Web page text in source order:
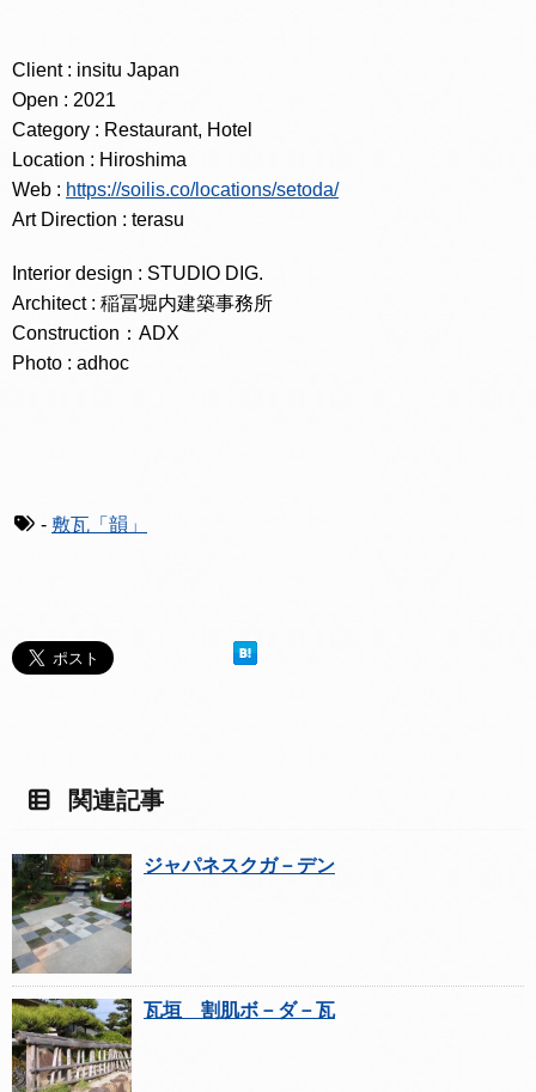
Client : insitu Japan
Open : 2021
Category : Restaurant, Hotel
Location : Hiroshima
Web : https://soilis.co/locations/setoda/
Art Direction : terasu
Interior design : STUDIO DIG.
Architect : 稲冨堀内建築事務所
Construction：ADX
Photo : adhoc
- 敷瓦「韻」
関連記事
ジャパネスクガ－デン
瓦垣 割肌ボ－ダ－瓦